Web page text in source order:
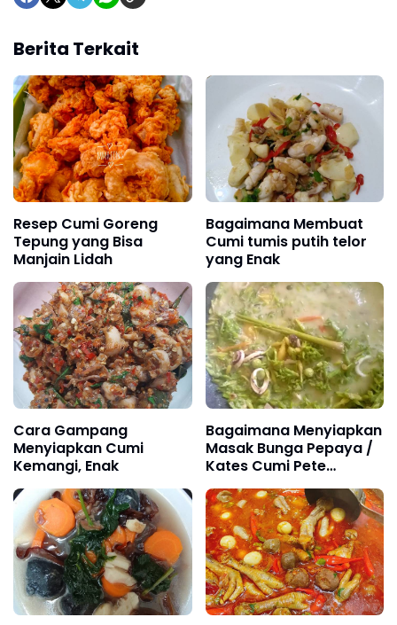
Berita Terkait
Resep Cumi Goreng
Tepung yang Bisa
Manjain Lidah
Bagaimana Membuat
Cumi tumis putih telor
yang Enak
Cara Gampang
Menyiapkan Cumi
Kemangi, Enak
Bagaimana Menyiapkan
Masak Bunga Pepaya /
Kates Cumi Pete
Rimbang yang Lezat